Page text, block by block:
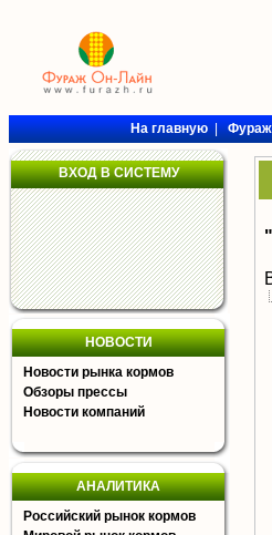
На главную|
ВХОД В СИСТЕМУ
НОВОСТИ
Новости рынка кормов
Обзоры прессы
Новости компаний
АНАЛИТИКА
Российский рынок кормов